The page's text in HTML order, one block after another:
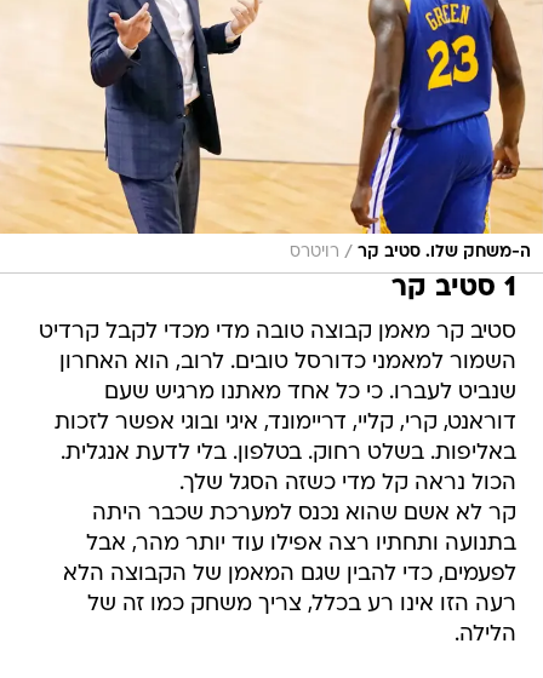
ה-משחק שלו. סטיב קר / רויטרס
1 סטיב קר
סטיב קר מאמן קבוצה טובה מדי מכדי לקבל קרדיט
השמור למאמני כדורסל טובים. לרוב, הוא האחרון
שנביט לעברו. כי כל אחד מאתנו מרגיש שעם
דוראנט, קרי, קליי, דריימונד, איגי ובוגי אפשר לזכות
באליפות. בשלט רחוק. בטלפון. בלי לדעת אנגלית.
הכול נראה קל מדי כשזה הסגל שלך.
קר לא אשם שהוא נכנס למערכת שכבר היתה
בתנועה ותחתיו רצה אפילו עוד יותר מהר, אבל
לפעמים, כדי להבין שגם המאמן של הקבוצה הלא
רעה הזו אינו רע בכלל, צריך משחק כמו זה של
הלילה.